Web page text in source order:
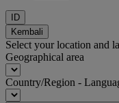
ID
Kembali
Select your location and
Geographical area
Country/Region -